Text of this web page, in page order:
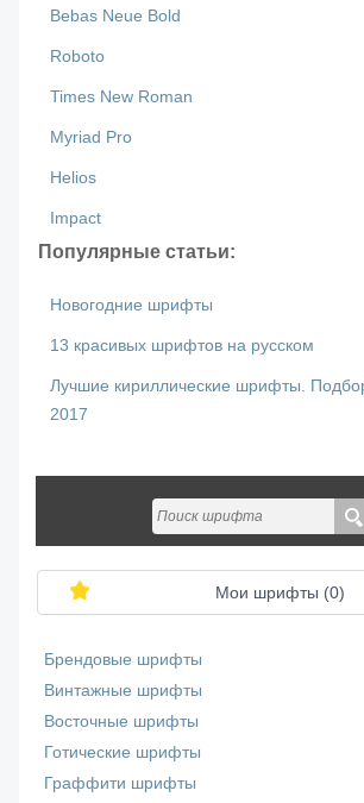
Bebas Neue Bold
Roboto
Times New Roman
Myriad Pro
Helios
Impact
Популярные статьи:
Новогодние шрифты
13 красивых шрифтов на русском
Лучшие кириллические шрифты.
2017
Мои шрифты (0)
Брендовые шрифты
Винтажные шрифты
Восточные шрифты
Готические шрифты
Граффити шрифты